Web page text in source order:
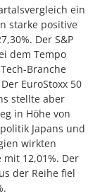
ein
starke positive
Der S&P
dem Tempo
Branche
EuroStoxx 50
stellte aber
in Höhe von
Japans und
wirkten
12,01%. Der
der Reihe fiel